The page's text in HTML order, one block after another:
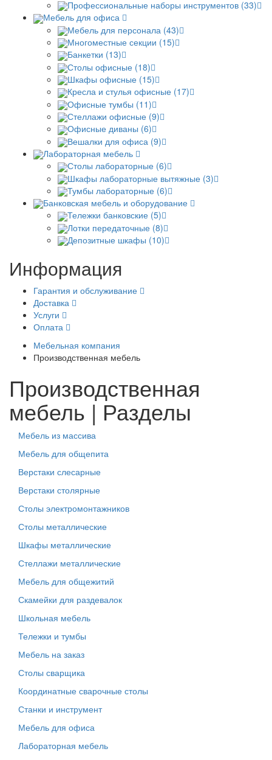
Профессиональные наборы инструментов (33)
Мебель для офиса
Мебель для персонала (43)
Многоместные секции (15)
Банкетки (13)
Столы офисные (18)
Шкафы офисные (15)
Кресла и стулья офисные (17)
Офисные тумбы (11)
Стеллажи офисные (9)
Офисные диваны (6)
Вешалки для офиса (9)
Лабораторная мебель
Столы лабораторные (6)
Шкафы лабораторные вытяжные (3)
Тумбы лабораторные (6)
Банковская мебель и оборудование
Тележки банковские (5)
Лотки передаточные (8)
Депозитные шкафы (10)
Информация
Гарантия и обслуживание
Доставка
Услуги
Оплата
Мебельная компания
Производственная мебель
Производственная
мебель | Разделы
Мебель из массива
Мебель для общепита
Верстаки слесарные
Верстаки столярные
Столы электромонтажников
Столы металлические
Шкафы металлические
Стеллажи металлические
Мебель для общежитий
Скамейки для раздевалок
Школьная мебель
Тележки и тумбы
Мебель на заказ
Столы сварщика
Координатные сварочные столы
Станки и инструмент
Мебель для офиса
Лабораторная мебель